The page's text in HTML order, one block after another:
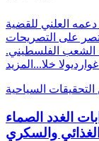
العلني للقضية
على التصريحات
الشعب الفلسطيني.
خلا... المزيد
التحقيقات السياحية
الغدد الصماء
والسكري